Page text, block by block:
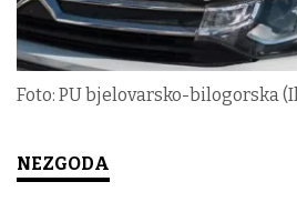
Foto: PU bjelovarsko-bilogorska
NEZGODA